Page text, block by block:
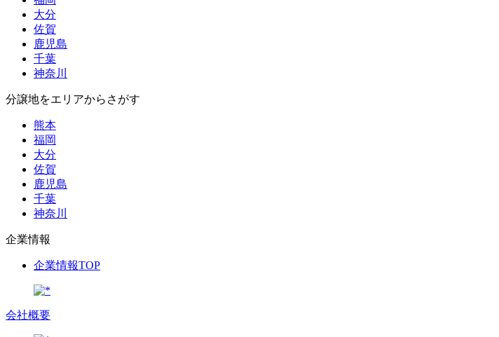
大分
佐賀
鹿児島
千葉
神奈川
分譲地をエリアからさがす
熊本
福岡
大分
佐賀
鹿児島
千葉
神奈川
企業情報
企業情報TOP
会社概要